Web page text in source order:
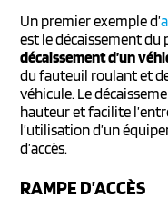
Un premier exemple d’
est le décaissement du
décaissement d’un
du fauteuil roulant et
véhicule. Le
hauteur et facilite
l’utilisation d’un
d’accès.
RAMPE D’ACCÈS